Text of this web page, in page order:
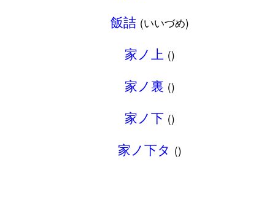
飯詰 (いいづめ)
家ノ上 ()
家ノ裏 ()
家ノ下 ()
家ノ下タ ()